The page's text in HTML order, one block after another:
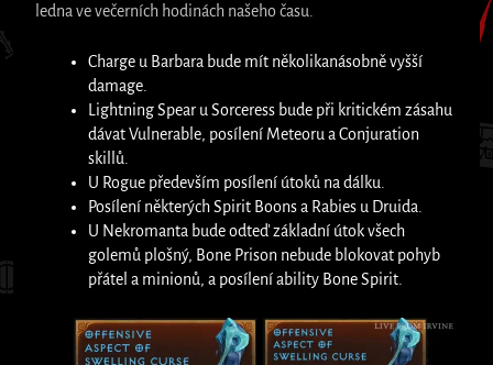
ledna ve večerních hodinách našeho času.
Charge u Barbara bude mít několikanásobně vyšší
damage.
Lightning Spear u Sorceress bude při kritickém zásahu
dávat Vulnerable, posílení Meteoru a Conjuration
skillů.
U Rogue především posílení útoků na dálku.
Posílení některých Spirit Boons a Rabies u Druida.
U Nekromanta bude odteď základní útok všech
golemů plošný, Bone Prison nebude blokovat pohyb
přátel a minionů, a posílení ability Bone Spirit.